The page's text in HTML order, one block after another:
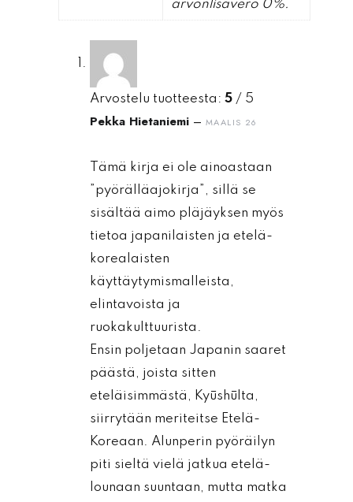
arvonlisävero 0%.
Arvostelu tuotteesta: 5 / 5
Pekka Hietaniemi – MAALIS 26
Tämä kirja ei ole ainoastaan
”pyörälläajokirja”, sillä se
sisältää aimo pläjäyksen myös
tietoa japanilaisten ja etelä-
korealaisten
käyttäytymismalleista,
elintavoista ja
ruokakulttuurista.
Ensin poljetaan Japanin saaret
päästä, joista sitten
eteläisimmästä, Kyūshūlta,
siirrytään meriteitse Etelä-
Koreaan. Alunperin pyöräilyn
piti sieltä vielä jatkua etelä-
lounaan suuntaan, mutta matka